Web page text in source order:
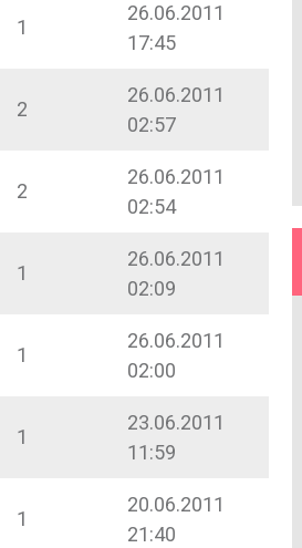
1
26.06.2011
17:45
2
26.06.2011
02:57
2
26.06.2011
02:54
1
26.06.2011
02:09
1
26.06.2011
02:00
1
23.06.2011
11:59
1
20.06.2011
21:40